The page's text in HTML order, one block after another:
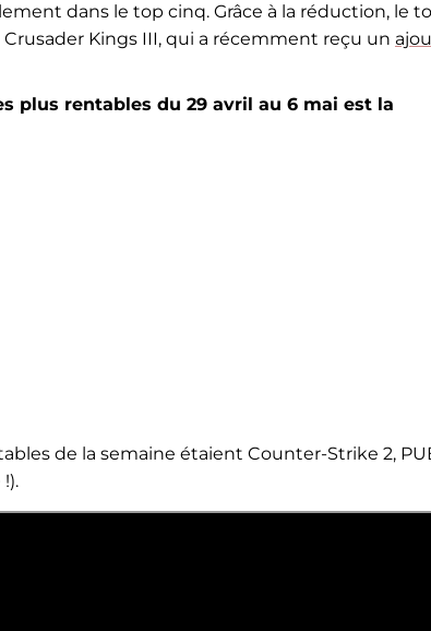
dans le top cinq. Grâce à la réduction, le
Kings III, qui a récemment reçu un
plus rentables du 29 avril au 6 mai est la
de la semaine étaient Counter-Strike 2,